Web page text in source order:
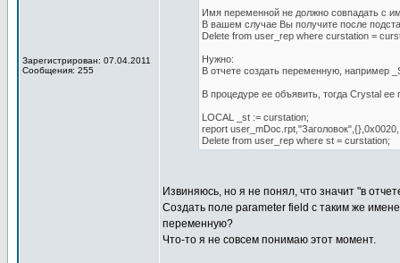
Зарегистрирован: 07.04.2011
Сообщения: 255
Имя переменной не должно совпадать с
В вашем случае Вы получите после
Delete from user_rep where curstation =
Нужно:
В отчете создать переменную, например
В процедуре ее объявить, тогда Crystal ee
LOCAL _st := curstation;
report
Delete from user_rep where st = curstation;
Извиняюсь, но я не понял, что значит "в
Создать поле parameter field с таким же
переменную?
Что-то я не совсем понимаю этот момент.